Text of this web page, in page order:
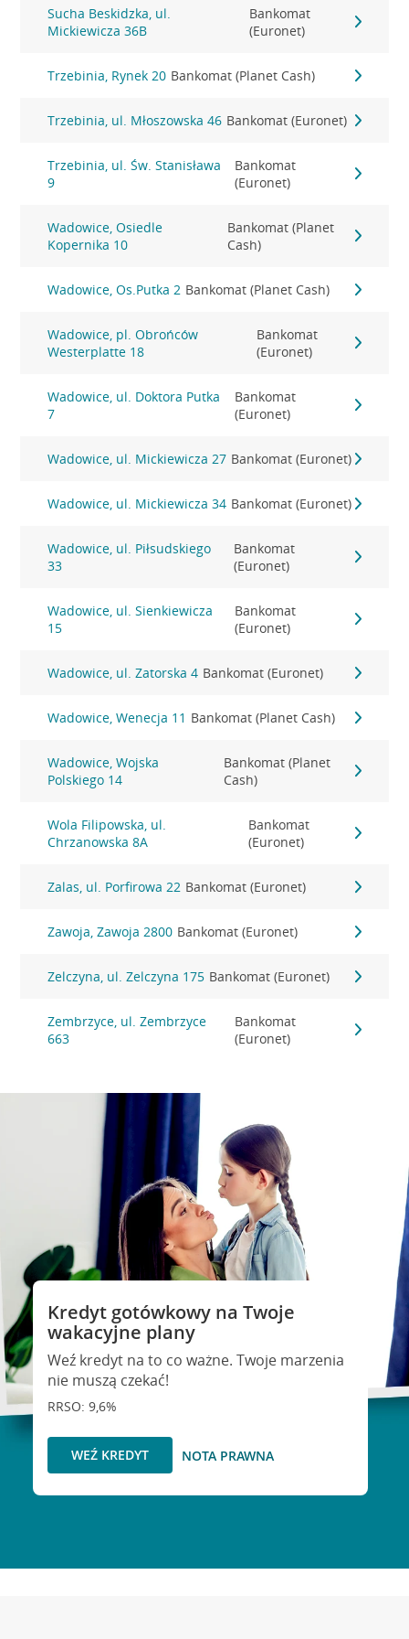
Sucha Beskidzka, ul.
Mickiewicza 36B
Bankomat
(Euronet)
Trzebinia, Rynek 20 Bankomat (Planet Cash)
Trzebinia, ul. Młoszowska 46 Bankomat (Euronet)
Trzebinia, ul. Św. Stanisława
9
Bankomat
(Euronet)
Wadowice, Osiedle
Kopernika 10
Bankomat (Planet
Cash)
Wadowice, Os.Putka 2 Bankomat (Planet Cash)
Wadowice, pl. Obrońców
Westerplatte 18
Bankomat
(Euronet)
Wadowice, ul. Doktora Putka
7
Bankomat
(Euronet)
Wadowice, ul. Mickiewicza 27 Bankomat (Euronet)
Wadowice, ul. Mickiewicza 34 Bankomat (Euronet)
Wadowice, ul. Piłsudskiego
33
Bankomat
(Euronet)
Wadowice, ul. Sienkiewicza
15
Bankomat
(Euronet)
Wadowice, ul. Zatorska 4 Bankomat (Euronet)
Wadowice, Wenecja 11 Bankomat (Planet Cash)
Wadowice, Wojska
Polskiego 14
Bankomat (Planet
Cash)
Wola Filipowska, ul.
Chrzanowska 8A
Bankomat
(Euronet)
Zalas, ul. Porfirowa 22 Bankomat (Euronet)
Zawoja, Zawoja 2800 Bankomat (Euronet)
Zelczyna, ul. Zelczyna 175 Bankomat (Euronet)
Zembrzyce, ul. Zembrzyce
663
Bankomat
(Euronet)
Kredyt gotówkowy na Twoje
wakacyjne plany
Weź kredyt na to co ważne. Twoje marzenia
nie muszą czekać!
RRSO: 9,6%
WEŹ KREDYT NOTA PRAWNA